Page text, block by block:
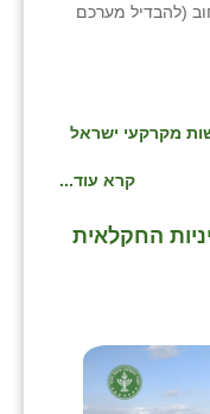
(להבדיל מערכם
מקרקעי ישראל
קרא עוד...
החקלאית